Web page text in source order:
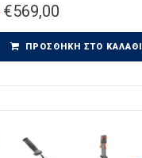
€569,00
ΠΡΟΣΘΉΚΗ ΣΤΟ ΚΑΛΆΘΙ